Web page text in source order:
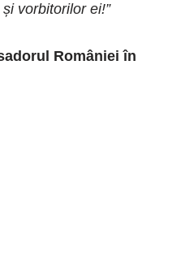
vorbitorilor ei!”
României în